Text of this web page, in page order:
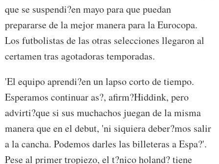
que se suspendi?en mayo para que puedan
prepararse de la mejor manera para la Eurocopa.
Los futbolistas de las otras selecciones llegaron al
certamen tras agotadoras temporadas.
'El equipo aprendi?en un lapso corto de tiempo.
Esperamos continuar as?, afirm?Hiddink, pero
advirti?que si sus muchachos juegan de la misma
manera que en el debut, 'ni siquiera deber?mos salir
a la cancha. Podemos darles las billeteras a Espa?'.
Pese al primer tropiezo, el t?nico holand? tiene